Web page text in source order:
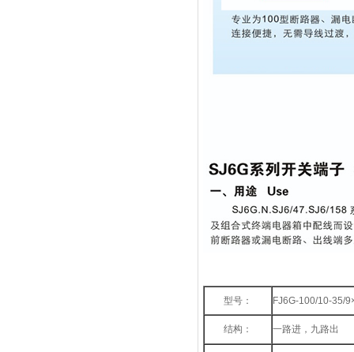
型号： FJ6G-100/10-35/
结构： 一路进，九路出